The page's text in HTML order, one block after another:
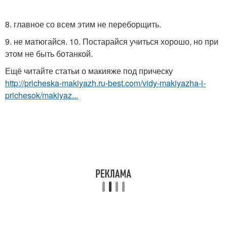
8. главное со всем этим не переборщить.
9. не матюгайся. 10. Постарайся учиться хорошо, но при
этом не быть ботанкой.
Ещё читайте статьи о макияже под прическу
http://pricheska-makiyazh.ru-best.com/vidy-makiyazha-i-
prichesok/makiyaz...